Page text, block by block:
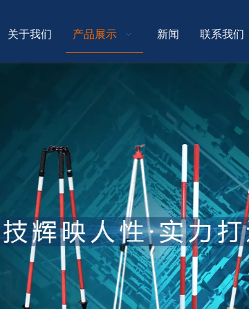
关于我们 产品展示 新闻 联系我们